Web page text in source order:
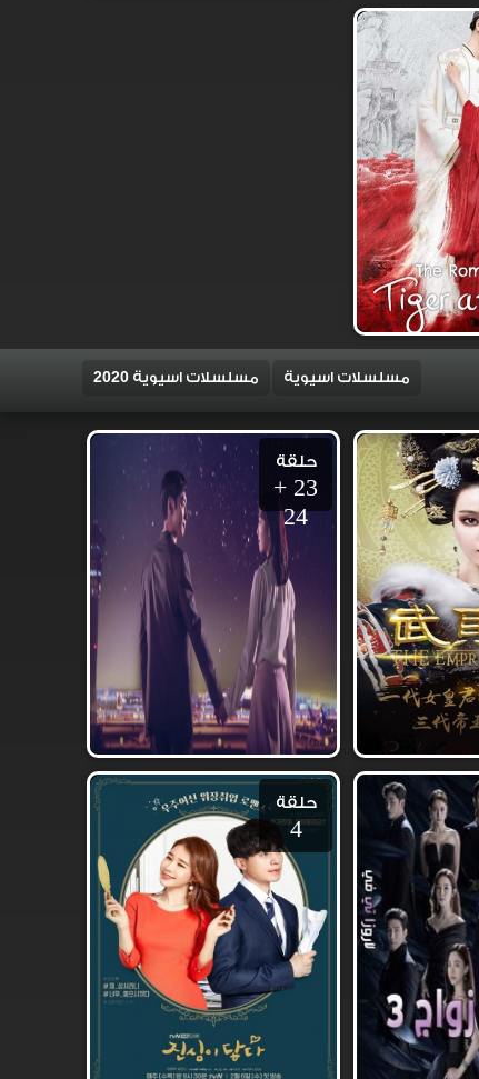
مسلسلات اسيوية مسلسلات اسيوية 2020
حلقة
23 +
24
حلقة
4